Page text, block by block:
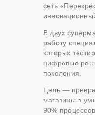
сеть
В двух
работу
которых
цифровые
поколения.
Цель —
магазины в
90%